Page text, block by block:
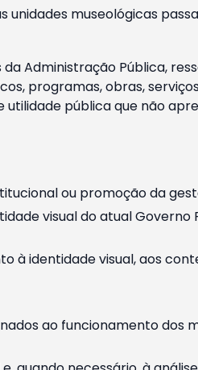
unidades museológicas
Administração Pública,
programas, obras,
utilidade pública que não
ou promoção da
visual do atual Governo
à identidade visual, aos
ao funcionamento dos